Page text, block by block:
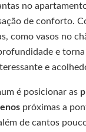
no
de conforto.
como vasos no
e
e
é posicionar as
próximas a
de cantos